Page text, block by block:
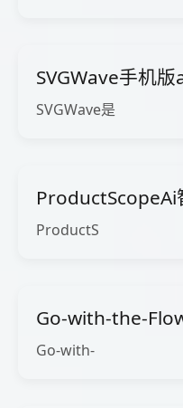
SVGWave手机版
SVGWave是
ProductScopeAi
ProductS
Go-with-the-
Go-with-